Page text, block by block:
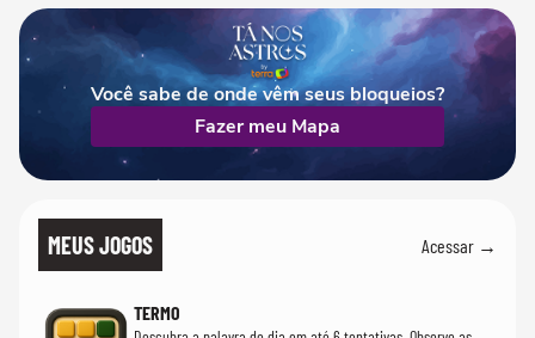
Você sabe de onde vêm seus bloqueios?
Fazer meu Mapa
MEUS JOGOS Acessar →
TERMO